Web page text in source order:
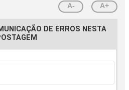
A- A+
DE ERROS NESTA